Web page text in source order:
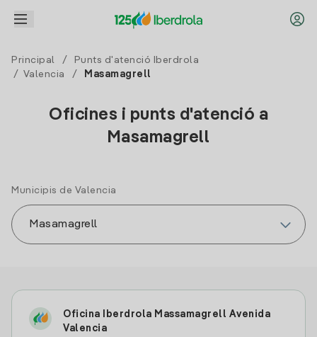
Principal /
Punts d'atenció Iberdrola
/ Valencia / Masamagrell
Oficines i punts d'atenció a
Masamagrell
Municipis de Valencia
Oficina Iberdrola Massamagrell Avenida
Valencia